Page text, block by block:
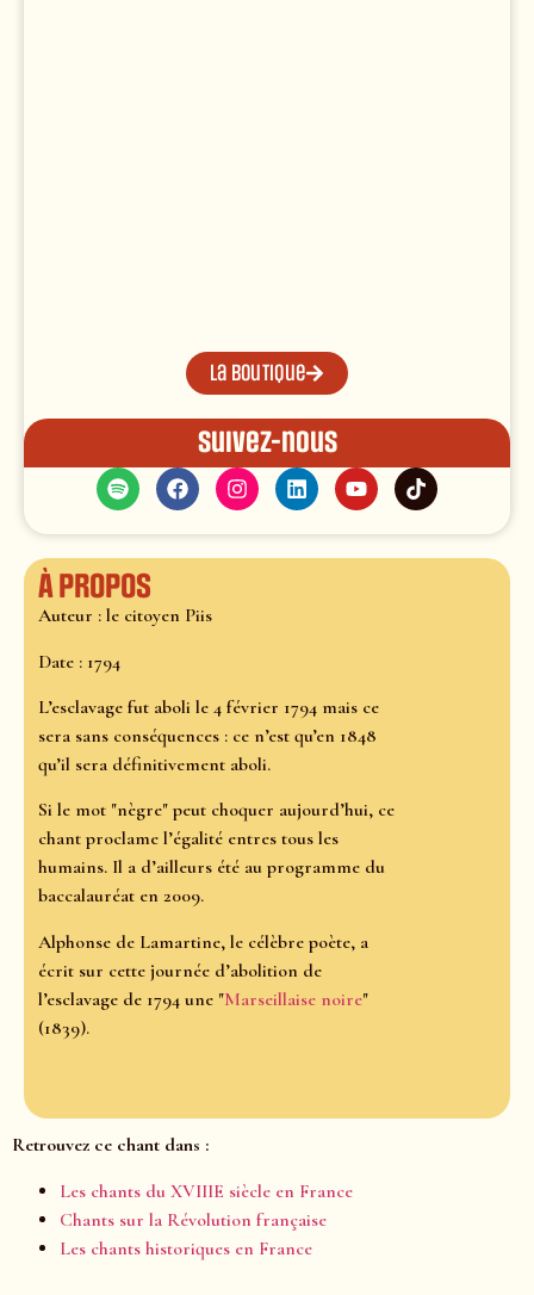
La boutique
Suivez-nous
À propos
Auteur : le citoyen Piis
Date : 1794
L’esclavage fut aboli le 4 février 1794 mais ce
sera sans conséquences : ce n’est qu’en 1848
qu’il sera définitivement aboli.
Si le mot "nègre" peut choquer aujourd’hui, ce
chant proclame l’égalité entres tous les
humains. Il a d’ailleurs été au programme du
baccalauréat en 2009.
Alphonse de Lamartine, le célèbre poète, a
écrit sur cette journée d’abolition de
l’esclavage de 1794 une "Marseillaise noire"
(1839).
Retrouvez ce chant dans :
Les chants du XVIIIE siècle en France
Chants sur la Révolution française
Les chants historiques en France